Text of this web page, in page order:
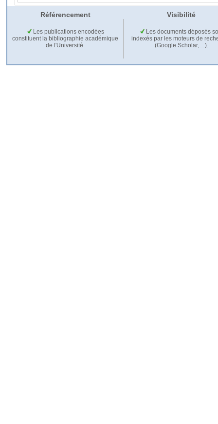
Référencement Visibilité
Les publications encodées
constituent la bibliographie académique
de l'Université.
Les documents déposés
indexés par les moteurs de
(Google Scholar,…).